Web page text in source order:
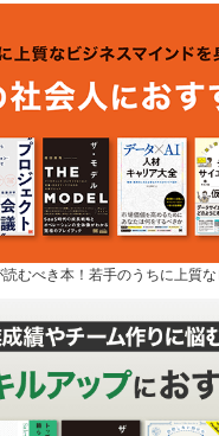
読むべき本！若手のうちに上質